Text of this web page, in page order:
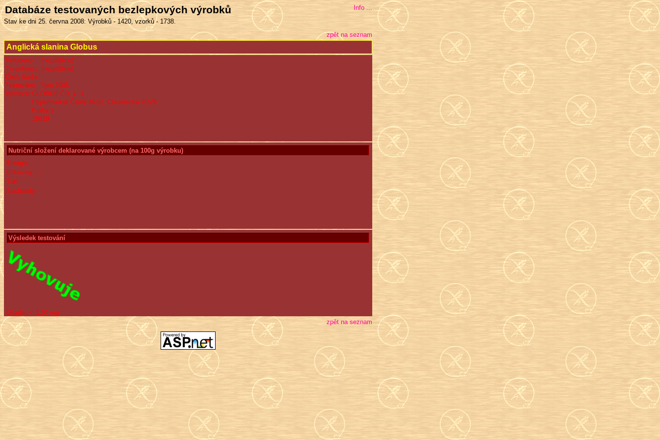
Info ...
Databáze testovaných bezlepkových výrobků
Stav ke dni 25. června 2008: Výrobků - 1420, vzorků - 1738.
zpět na seznam
Anglická slanina Globus
Vyrobeno:
(nezjištěno)
Trvanlivost: (nezjištěno)
Číslo šarže:
Testováno: říjen 2005
Výrobce: GLOBUS ČR, k. s.
Hypermarket Černý Most, Chlumecká 765/6
Praha 9
19819
Nutriční složení deklarované výrobcem (na 100g výrobku)
Energie:
-
Bílkoviny: -
Tuk:
-
Sacharidy: -
Výsledek testování
Gliadin: < 1,00 mg
zpět na seznam